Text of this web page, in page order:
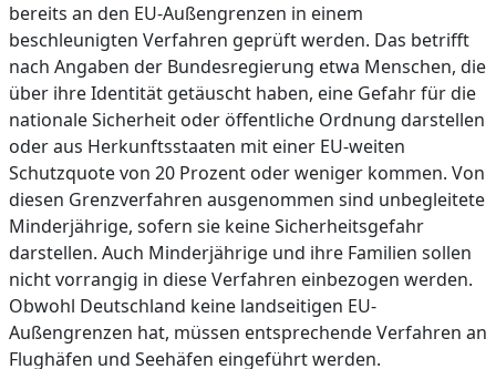
bereits an den EU-Außengrenzen in einem
beschleunigten Verfahren geprüft werden. Das betrifft
nach Angaben der Bundesregierung etwa Menschen, die
über ihre Identität getäuscht haben, eine Gefahr für die
nationale Sicherheit oder öffentliche Ordnung darstellen
oder aus Herkunftsstaaten mit einer EU-weiten
Schutzquote von 20 Prozent oder weniger kommen. Von
diesen Grenzverfahren ausgenommen sind unbegleitete
Minderjährige, sofern sie keine Sicherheitsgefahr
darstellen. Auch Minderjährige und ihre Familien sollen
nicht vorrangig in diese Verfahren einbezogen werden.
Obwohl Deutschland keine landseitigen EU-
Außengrenzen hat, müssen entsprechende Verfahren an
Flughäfen und Seehäfen eingeführt werden.